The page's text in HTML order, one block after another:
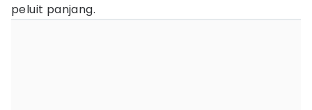
peluit panjang.